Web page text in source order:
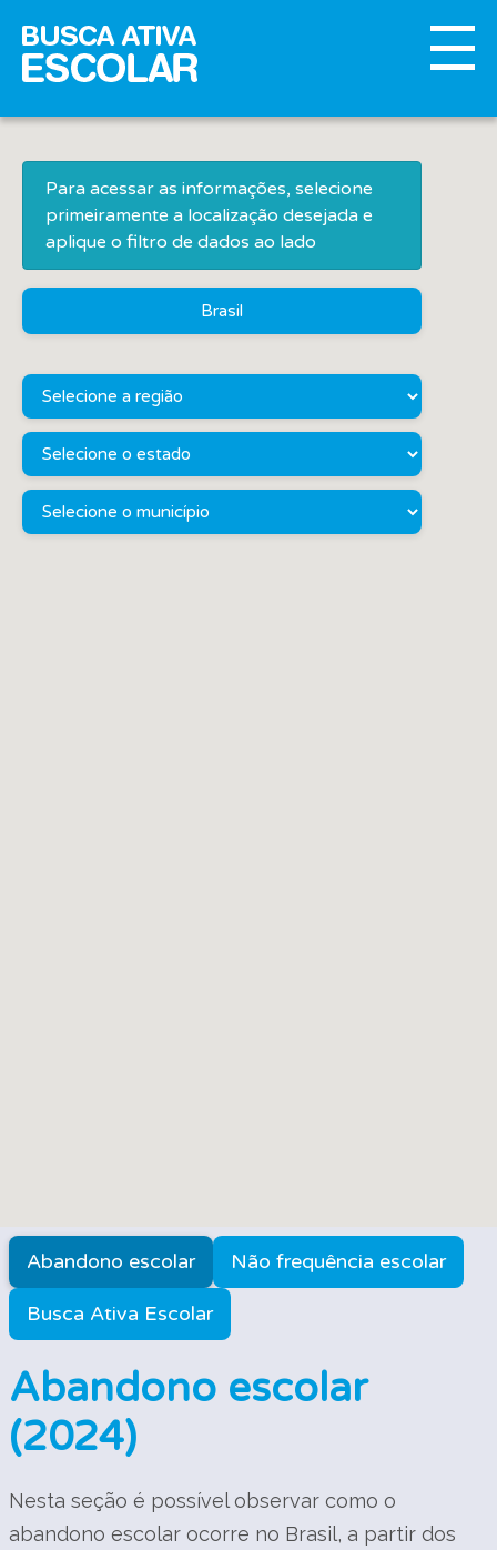
Para acessar as informações, selecione
primeiramente a localização desejada e
aplique o filtro de dados ao lado
Brasil
Abandono escolar Não frequência escolar
Busca Ativa Escolar
Abandono escolar
(2024)
Nesta seção é possível observar como o
abandono escolar ocorre no Brasil, a partir dos